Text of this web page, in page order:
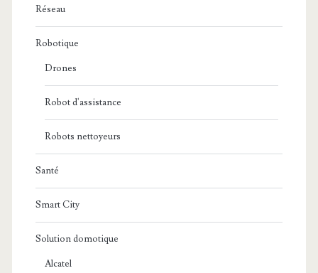
Réseau
Robotique
Drones
Robot d'assistance
Robots nettoyeurs
Santé
Smart City
Solution domotique
Alcatel